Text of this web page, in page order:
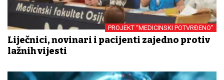
PROJEKT “MEDICINSKI POTVRĐENO”
Liječnici, novinari i pacijenti zajedno protiv
lažnih vijesti